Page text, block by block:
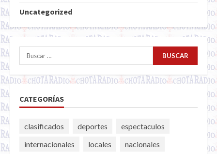
Uncategorized
Buscar:
CATEGORÍAS
clasificados deportes
espectaculos
internacionales
locales
nacionales